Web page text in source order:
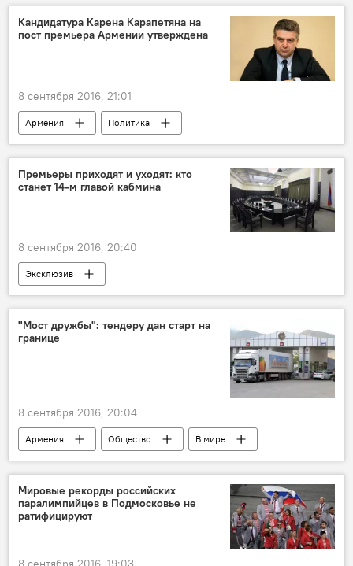
Кандидатура Карена Карапетяна на
пост премьера Армении утверждена
8 сентября 2016, 21:01
Армения
Политика
Изменения в правительстве Армении
Премьеры приходят и уходят: кто
станет 14-м главой кабмина
8 сентября 2016, 20:40
Эксклюзив
"Мост дружбы": тендеру дан старт на
границе
8 сентября 2016, 20:04
Армения Общество В мире
Мировые рекорды российских
паралимпийцев в Подмосковье не
ратифицируют